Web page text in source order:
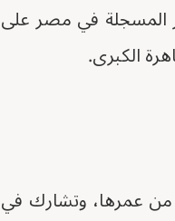
ذكرت الأمم المتحدة أن 57٪ من الأسر المسجلة في مصر على
الكبرى.
من عمرها، وتشارك في